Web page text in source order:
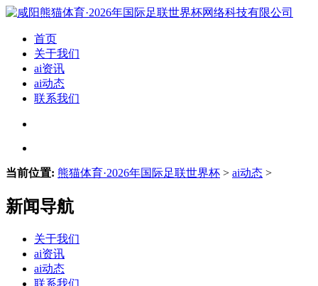
首页
关于我们
ai资讯
ai动态
联系我们
当前位置: 熊猫体育·2026年国际足联世界杯 > ai动态 >
新闻导航
关于我们
ai资讯
ai动态
联系我们